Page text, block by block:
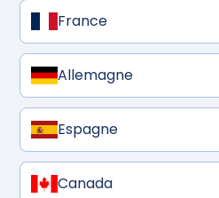
France
Allemagne
Espagne
Canada